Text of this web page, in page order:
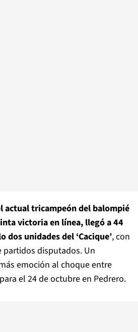
actual tricampeón del balompié
victoria en línea, llegó a 44
dos unidades del ‘Cacique’, con
partidos disputados. Un
emoción al choque entre
el 24 de octubre en Pedrero.